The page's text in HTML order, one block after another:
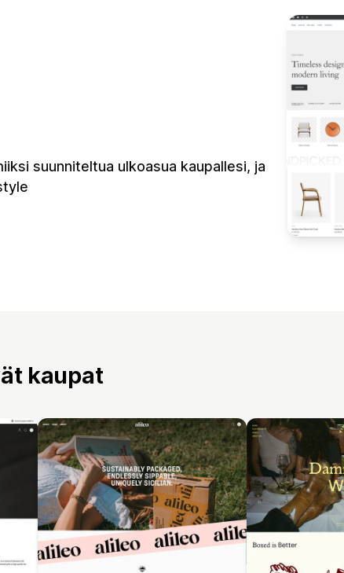
suunniteltua ulkoasua kaupallesi, ja
kaupat